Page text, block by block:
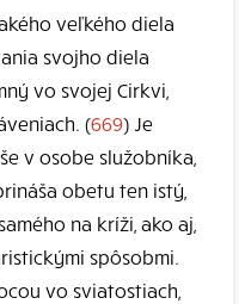
veľkého diela
svojho diela
vo svojej Cirkvi,
(669) Je
v osobe služobníka,
obetu ten istý,
na kríži, ako aj,
spôsobmi.
vo sviatostiach,